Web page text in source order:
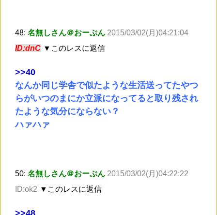
48: 名無しさん＠おーぷん 2015/03/02(月)04:21:04
ID:dnC ▼このレスに返信
>>40
なんか同じ学舎で似たような生活送ってたやつ
らがいつのまにか立派になってると取り残され
たような気分にならない？
ハァハァ
50: 名無しさん＠おーぷん 2015/03/02(月)04:22:22
ID:ok2 ▼このレスに返信
>>48